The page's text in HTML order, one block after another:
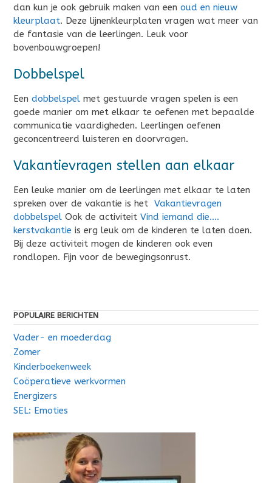
dan kun je ook gebruik maken van een oud en nieuw
kleurplaat. Deze lijnenkleurplaten vragen wat meer van
de fantasie van de leerlingen. Leuk voor
bovenbouwgroepen!
Dobbelspel
Een dobbelspel met gestuurde vragen spelen is een
goede manier om met elkaar te oefenen met bepaalde
communicatie vaardigheden. Leerlingen oefenen
geconcentreerd luisteren en doorvragen.
Vakantievragen stellen aan elkaar
Een leuke manier om de leerlingen met elkaar te laten
spreken over de vakantie is het Vakantievragen
dobbelspel Ook de activiteit Vind iemand die….
kerstvakantie is erg leuk om de kinderen te laten doen.
Bij deze activiteit mogen de kinderen ook even
rondlopen. Fijn voor de bewegingsonrust.
POPULAIRE BERICHTEN
Vader- en moederdag
Zomer
Kinderboekenweek
Coöperatieve werkvormen
Energizers
SEL: Emoties